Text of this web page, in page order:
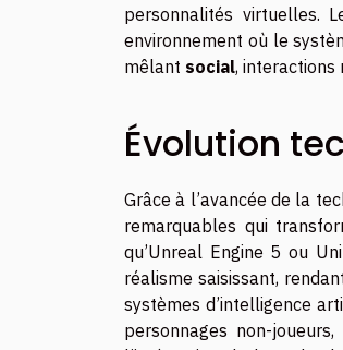
personnalités virtuelles.
environnement où le
mêlant social, interactions
Évolution
Grâce à l’avancée de la
remarquables qui
qu’Unreal Engine 5 ou
réalisme saisissant,
systèmes d’intelligence
personnages non-